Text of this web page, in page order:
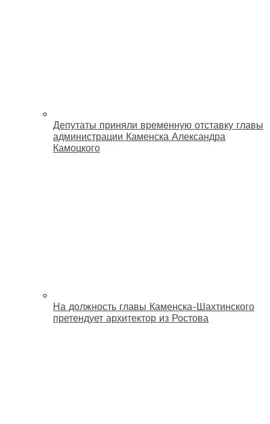
Депутаты приняли временную отставку главы
администрации Каменска Александра
Камоцкого
На должность главы Каменска-Шахтинского
претендует архитектор из Ростова